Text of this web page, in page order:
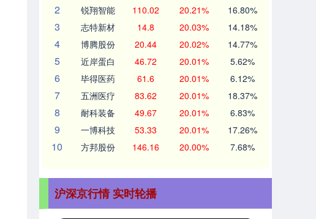
2 锐翔智能 110.02 20.21% 16.80%
3 志特新材 14.8 20.03% 14.18%
4 博腾股份 20.44 20.02% 14.77%
5 近岸蛋白 46.72 20.01% 5.62%
6 毕得医药 61.6 20.01% 6.12%
7 五洲医疗 83.62 20.01% 18.37%
8 耐科装备 49.67 20.01% 6.83%
9 一博科技 53.33 20.01% 17.26%
10 方邦股份 146.16 20.00% 7.68%
沪深京行情 实时轮播